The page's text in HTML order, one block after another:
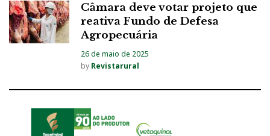
Câmara deve votar projeto que
reativa Fundo de Defesa
Agropecuária
26 de maio de 2025
by Revistarural